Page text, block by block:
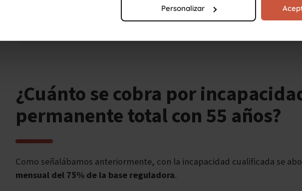
Personalizar
La incapacidad total del 75% de la base reguladora se denomina
permanente total cualificada.
¿Cuánto se cobra por
permanente total con 55 años?
Como señalábamos anteriormente, con la incapacidad cualificada se
mensual del 75% de la base reguladora.